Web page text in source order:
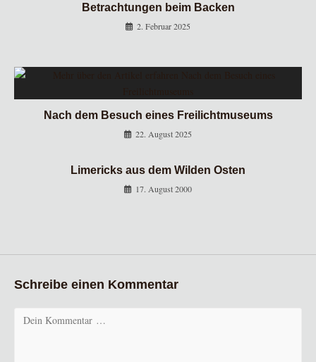
Betrachtungen beim Backen
2. Februar 2025
Nach dem Besuch eines Freilichtmuseums
22. August 2025
Limericks aus dem Wilden Osten
17. August 2000
Schreibe einen Kommentar
Kommentar